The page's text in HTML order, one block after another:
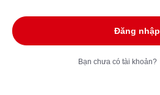
Đăng nhập
Bạn chưa có tài khoản?